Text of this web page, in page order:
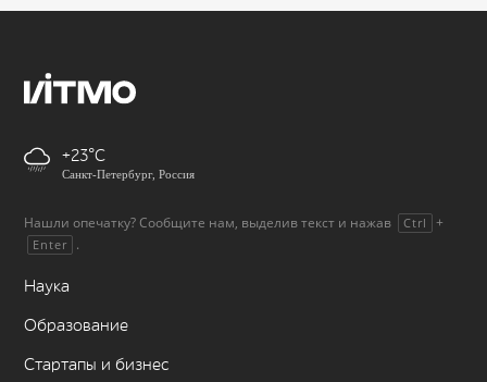
+23
Санкт-Петербург, Россия
Нашли опечатку? Сообщите нам, выделив текст и нажав Ctrl +
Enter .
Наука
Образование
Стартапы и бизнес